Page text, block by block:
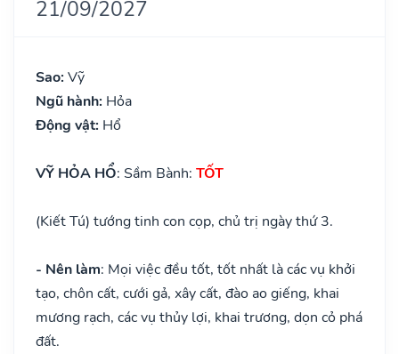
21/09/2027
Sao: Vỹ
Ngũ hành: Hỏa
Động vật: Hổ
VỸ HỎA HỔ: Sầm Bành: TỐT
(Kiết Tú) tướng tinh con cọp, chủ trị ngày thứ 3.
- Nên làm: Mọi việc đều tốt, tốt nhất là các vụ khởi
tạo, chôn cất, cưới gả, xây cất, đào ao giếng, khai
mương rạch, các vụ thủy lợi, khai trương, dọn cỏ phá
đất.